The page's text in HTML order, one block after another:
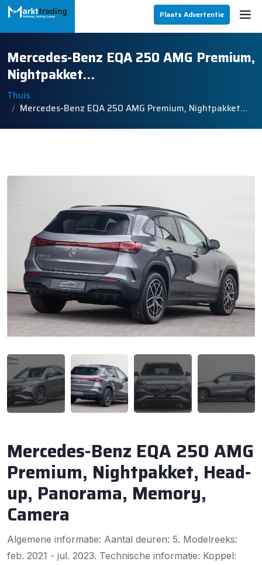
Plaats Advertentie
Mercedes-Benz EQA 250 AMG Premium,
Nightpakket…
Thuis
Mercedes-Benz EQA 250 AMG Premium, Nightpakket…
Mercedes-Benz EQA 250 AMG
Premium, Nightpakket, Head-
up, Panorama, Memory,
Camera
Algemene informatie: Aantal deuren: 5. Modelreeks:
feb. 2021 - jul. 2023. Technische informatie: Koppel: